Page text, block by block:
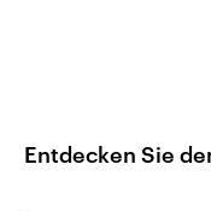
Entdecken Sie